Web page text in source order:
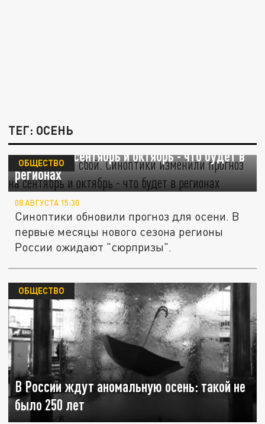
ТЕГ: ОСЕНЬ
Погода дала сбой. Синоптики изменили
прогноз на сентябрь и октябрь - что будет в
регионах
ОБЩЕСТВО
08 АВГУСТА 15:30
Синоптики обновили прогноз для осени. В
первые месяцы нового сезона регионы
России ожидают "сюрпризы".
В России ждут аномальную осень: такой не
было 250 лет
ОБЩЕСТВО